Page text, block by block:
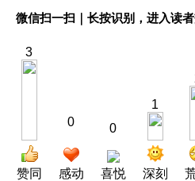
微信扫一扫｜长按识别，进入读
3
赞同
0
感动
0
喜悦
1
深刻